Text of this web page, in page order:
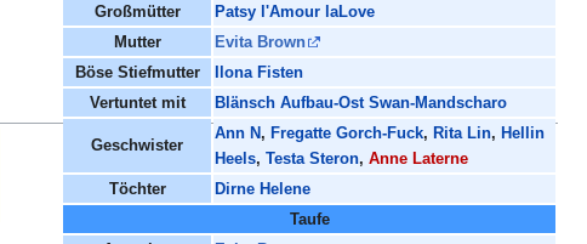
Großmütter
Patsy l'Amour laLove
Mutter
Evita Brown
Böse Stiefmutter
Ilona Fisten
Vertuntet mit
Blänsch Aufbau-Ost Swan-Mandscharo
Geschwister
Ann N, Fregatte Gorch-Fuck, Rita Lin, Hellin
Heels, Testa Steron, Anne Laterne
Töchter
Dirne Helene
Taufe